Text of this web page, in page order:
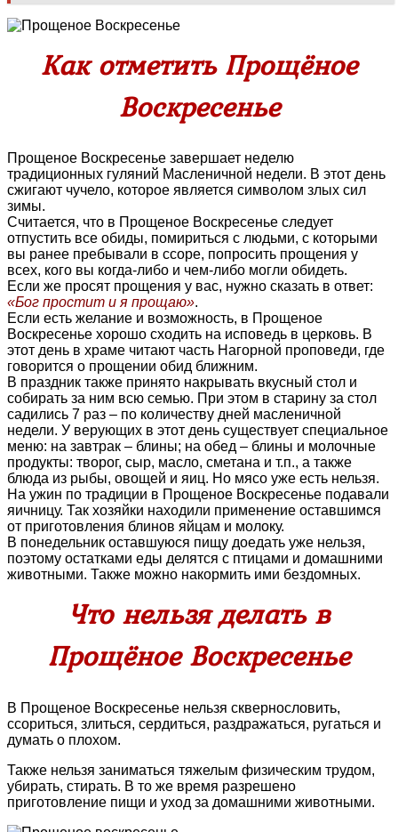
Как отметить Прощёное
Воскресенье
Прощеное Воскресенье завершает неделю
традиционных гуляний Масленичной недели. В этот день
сжигают чучело, которое является символом злых сил
зимы.
Считается, что в Прощеное Воскресенье следует
отпустить все обиды, помириться с людьми, с которыми
вы ранее пребывали в ссоре, попросить прощения у
всех, кого вы когда-либо и чем-либо могли обидеть.
Если же просят прощения у вас, нужно сказать в ответ:
«Бог простит и я прощаю».
Если есть желание и возможность, в Прощеное
Воскресенье хорошо сходить на исповедь в церковь. В
этот день в храме читают часть Нагорной проповеди, где
говорится о прощении обид ближним.
В праздник также принято накрывать вкусный стол и
собирать за ним всю семью. При этом в старину за стол
садились 7 раз – по количеству дней масленичной
недели. У верующих в этот день существует специальное
меню: на завтрак – блины; на обед – блины и молочные
продукты: творог, сыр, масло, сметана и т.п., а также
блюда из рыбы, овощей и яиц. Но мясо уже есть нельзя.
На ужин по традиции в Прощеное Воскресенье подавали
яичницу. Так хозяйки находили применение оставшимся
от приготовления блинов яйцам и молоку.
В понедельник оставшуюся пищу доедать уже нельзя,
поэтому остатками еды делятся с птицами и домашними
животными. Также можно накормить ими бездомных.
Что нельзя делать в
Прощёное Воскресенье
В Прощеное Воскресенье нельзя сквернословить,
ссориться, злиться, сердиться, раздражаться, ругаться и
думать о плохом.
Также нельзя заниматься тяжелым физическим трудом,
убирать, стирать. В то же время разрешено
приготовление пищи и уход за домашними животными.